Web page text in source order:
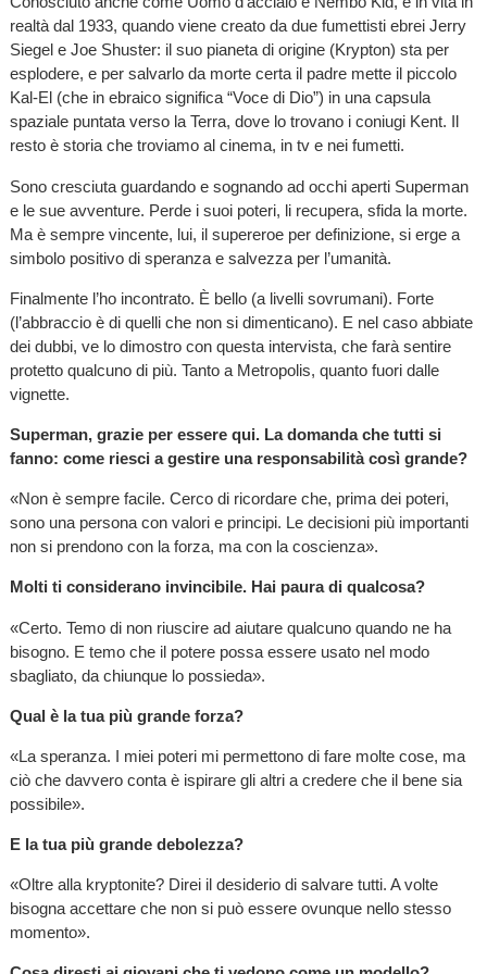
realtà dal 1933, quando viene creato da due fumettisti ebrei Jerry
Siegel e Joe Shuster: il suo pianeta di origine (Krypton) sta per
esplodere, e per salvarlo da morte certa il padre mette il piccolo
Kal-El (che in ebraico significa “Voce di Dio”) in una capsula
spaziale puntata verso la Terra, dove lo trovano i coniugi Kent. Il
resto è storia che troviamo al cinema, in tv e nei fumetti.
Sono cresciuta guardando e sognando ad occhi aperti Superman
e le sue avventure. Perde i suoi poteri, li recupera, sfida la morte.
Ma è sempre vincente, lui, il supereroe per definizione, si erge a
simbolo positivo di speranza e salvezza per l’umanità.
Finalmente l’ho incontrato. È bello (a livelli sovrumani). Forte
(l’abbraccio è di quelli che non si dimenticano). E nel caso abbiate
dei dubbi, ve lo dimostro con questa intervista, che farà sentire
protetto qualcuno di più. Tanto a Metropolis, quanto fuori dalle
vignette.
Superman, grazie per essere qui. La domanda che tutti si
fanno: come riesci a gestire una responsabilità così grande?
«Non è sempre facile. Cerco di ricordare che, prima dei poteri,
sono una persona con valori e principi. Le decisioni più importanti
non si prendono con la forza, ma con la coscienza».
Molti ti considerano invincibile. Hai paura di qualcosa?
«Certo. Temo di non riuscire ad aiutare qualcuno quando ne ha
bisogno. E temo che il potere possa essere usato nel modo
sbagliato, da chiunque lo possieda».
Qual è la tua più grande forza?
«La speranza. I miei poteri mi permettono di fare molte cose, ma
ciò che davvero conta è ispirare gli altri a credere che il bene sia
possibile».
E la tua più grande debolezza?
«Oltre alla kryptonite? Direi il desiderio di salvare tutti. A volte
bisogna accettare che non si può essere ovunque nello stesso
momento».